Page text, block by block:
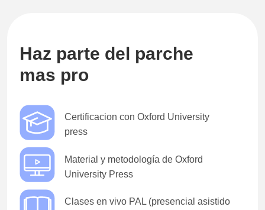
Haz parte del parche
mas pro
Certificacion con Oxford University
press
Material y metodología de Oxford
University Press
Clases en vivo PAL (presencial asistido